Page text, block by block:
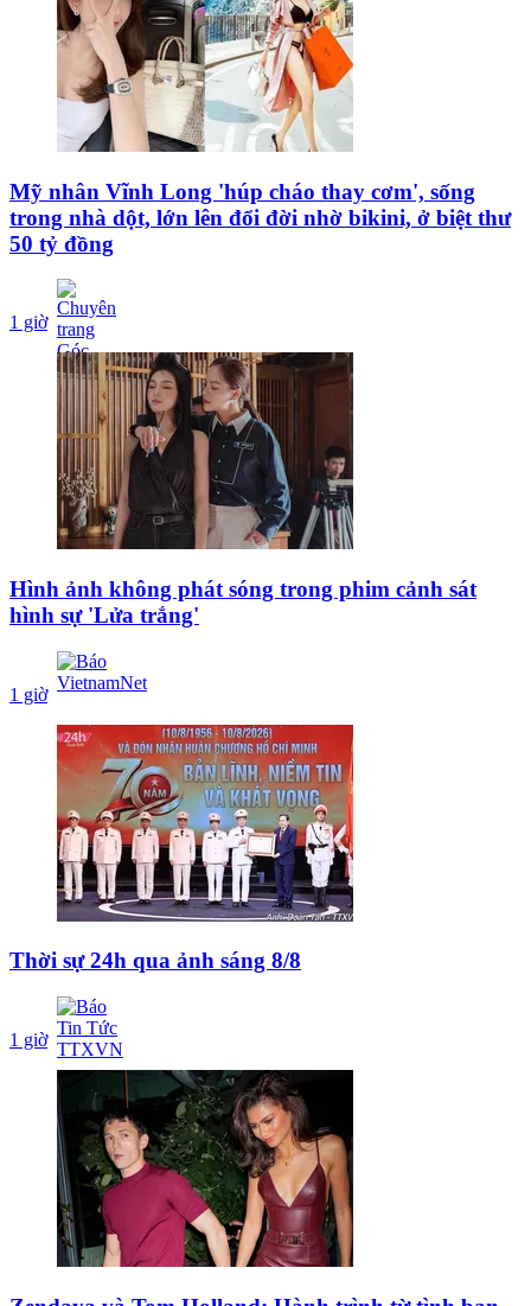
Mỹ nhân Vĩnh Long 'húp cháo thay cơm', sống
trong nhà dột, lớn lên đổi đời nhờ bikini, ở biệt thư
50 tỷ đồng
1 giờ
Hình ảnh không phát sóng trong phim cảnh sát
hình sự 'Lửa trắng'
1 giờ
Thời sự 24h qua ảnh sáng 8/8
1 giờ